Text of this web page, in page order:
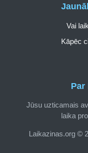
Par
Jūsu uzticamais
laika
Laikazinas.org ©
Vai
Kāpēc